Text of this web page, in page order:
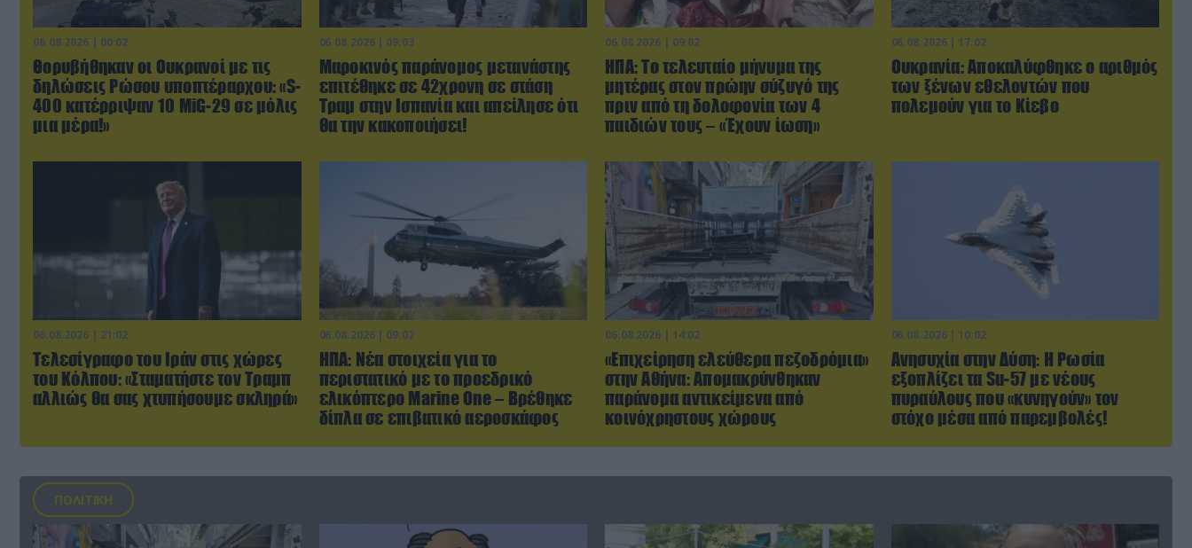
06.08.2026 | 00:02
Θορυβήθηκαν οι Ουκρανοί με τις
δηλώσεις Ρώσου υποπτέραρχου: «S-
400 κατέρριψαν 10 MiG-29 σε μόλις
μια μέρα!»
06.08.2026 | 09:03
Μαροκινός παράνομος μετανάστης
επιτέθηκε σε 42χρονη σε στάση
Τραμ στην Ισπανία και απείλησε ότι
θα την κακοποιήσει!
06.08.2026 | 09:02
ΗΠΑ: Το τελευταίο μήνυμα της
μητέρας στον πρώην σύζυγό της
πριν από τη δολοφονία των 4
παιδιών τους – «Έχουν ίωση»
06.08.2026 | 17:02
Ουκρανία: Αποκαλύφθηκε ο αριθμός
των ξένων εθελοντών που
πολεμούν για το Κίεβο
06.08.2026 | 21:02
Τελεσίγραφο του Ιράν στις χώρες
του Κόλπου: «Σταματήστε τον Τραμπ
αλλιώς θα σας χτυπήσουμε σκληρά»
06.08.2026 | 09:02
ΗΠΑ: Nέα στοιχεία για το
περιστατικό με το προεδρικό
ελικόπτερο Marine One – Βρέθηκε
δίπλα σε επιβατικό αεροσκάφος
06.08.2026 | 14:02
«Επιχείρηση ελεύθερα πεζοδρόμια»
στην Αθήνα: Απομακρύνθηκαν
παράνομα αντικείμενα από
κοινόχρηστους χώρους
06.08.2026 | 10:02
Ανησυχία στην Δύση: H Ρωσία
εξοπλίζει τα Su-57 με νέους
πυραύλους που «κυνηγούν» τον
στόχο μέσα από παρεμβολές!
ΠΟΛΙΤΙΚΗ